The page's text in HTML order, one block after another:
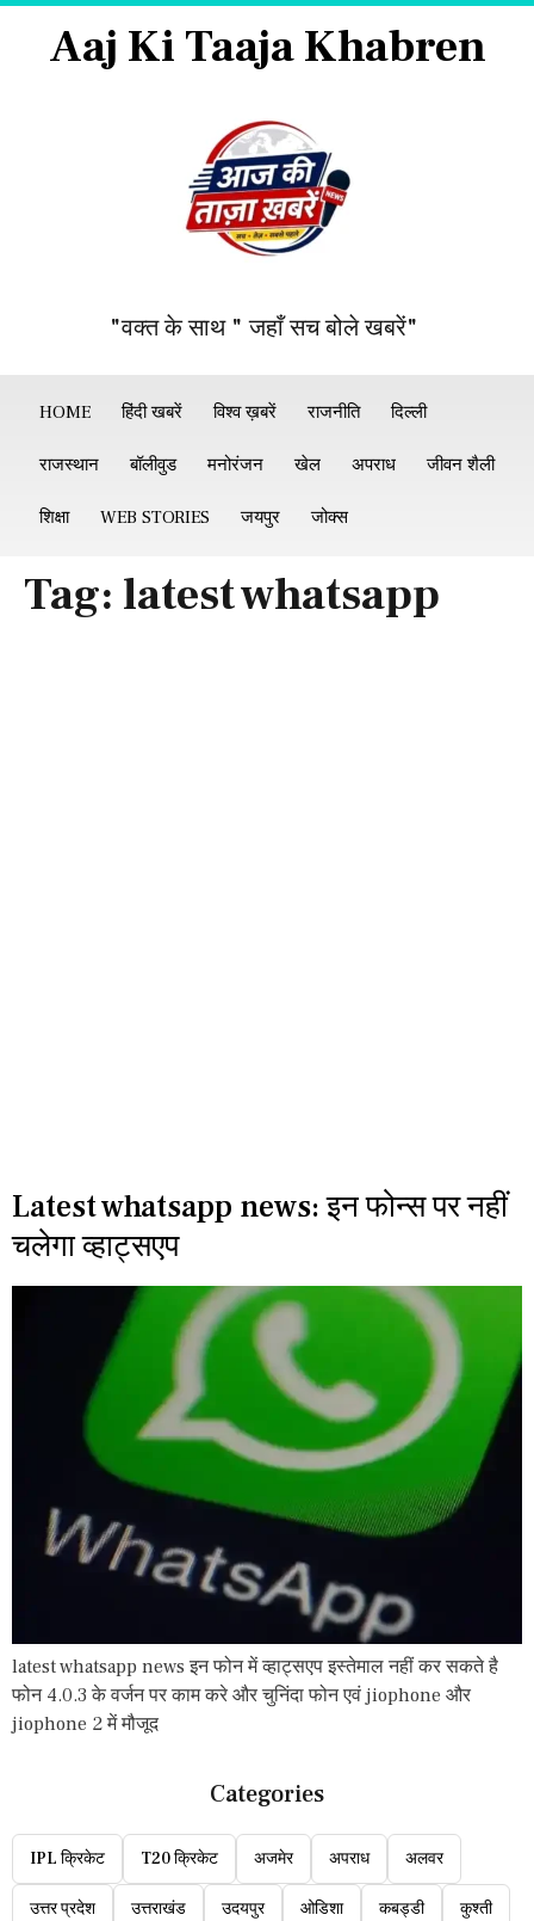
Aaj Ki Taaja Khabren
"वक्त के साथ " जहाँ सच बोले खबरें"
HOME हिंदी खबरें विश्व ख़बरें राजनीति दिल्ली
राजस्थान बॉलीवुड मनोरंजन खेल अपराध जीवन शैली
शिक्षा WEB STORIES जयपुर जोक्स
Tag: latest whatsapp
Latest whatsapp news: इन फोन्स पर नहीं
चलेगा व्हाट्सएप
latest whatsapp news इन फोन में व्हाट्सएप इस्तेमाल नहीं कर सकते है
फोन 4.0.3 के वर्जन पर काम करे और चुनिंदा फोन एवं jiophone और
jiophone 2 में मौजूद
Categories
IPL क्रिकेट T20 क्रिकेट अजमेर अपराध अलवर
उत्तर प्रदेश उत्तराखंड उदयपुर ओडिशा कबड्डी कुश्ती